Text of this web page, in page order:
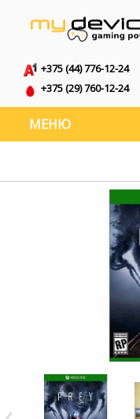
+375 (44) 776-12-24
+375 (29) 760-12-24
МЕНЮ